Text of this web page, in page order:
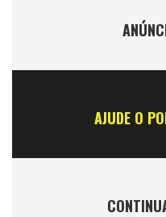
AJUDE O